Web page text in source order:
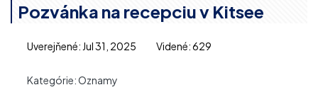
Pozvánka na recepciu v Kitsee
Uverejňené: Jul 31, 2025 Videné: 629
Kategórie:Oznamy